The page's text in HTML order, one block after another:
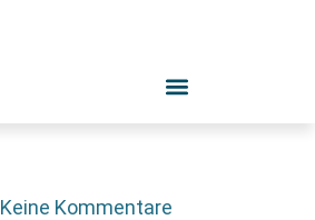
Keine Kommentare